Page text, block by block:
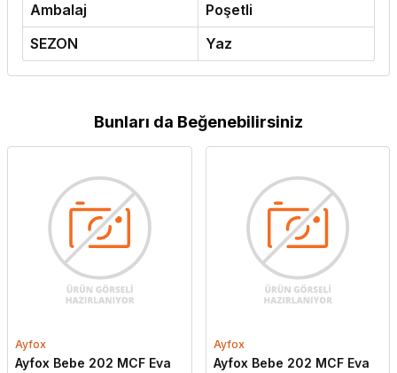
Ambalaj
Poşetli
SEZON
Yaz
Bunları da Beğenebilirsiniz
Ayfox
Ayfox Bebe 202 MCF Eva
Ayfox
Ayfox Bebe 202 MCF Eva